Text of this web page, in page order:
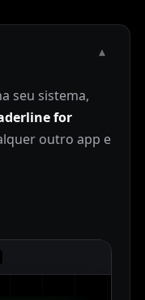
▾
seu sistema,
for
outro app e